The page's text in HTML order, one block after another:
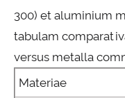
300) et aluminium
tabulam
versus metalla
Materiae